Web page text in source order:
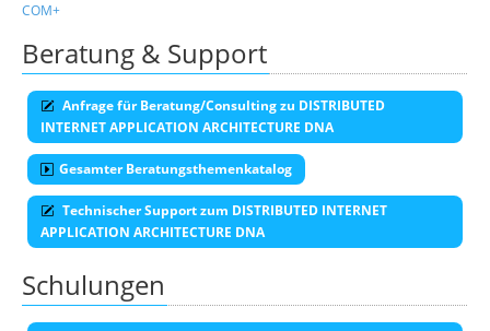
COM+
Beratung & Support
Anfrage für Beratung/Consulting zu DISTRIBUTED
INTERNET APPLICATION ARCHITECTURE DNA
Gesamter Beratungsthemenkatalog
Technischer Support zum DISTRIBUTED INTERNET
APPLICATION ARCHITECTURE DNA
Schulungen